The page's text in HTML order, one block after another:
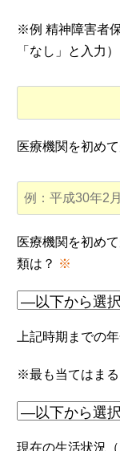
※例 精神障害者
「なし」と入力）
医療機関を初め
医療機関を初め
類は？ ※
上記時期までの
※最も当てはまる
現在の生活状況